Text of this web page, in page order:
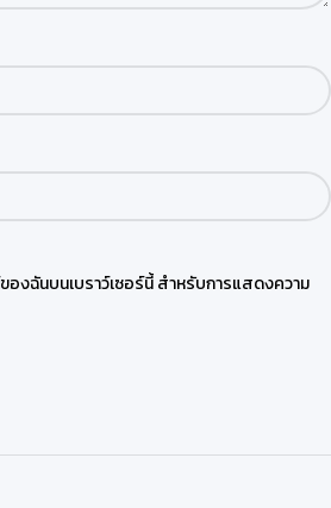
องฉันบนเบราว์เซอร์นี้ สำหรับการแสดงความ